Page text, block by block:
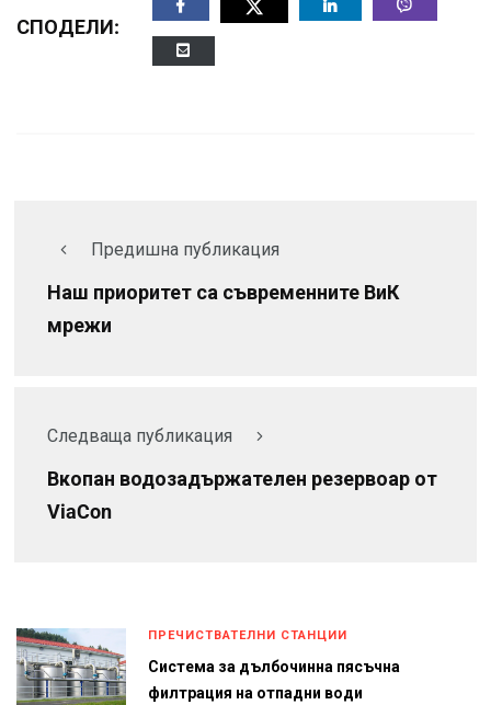
СПОДЕЛИ:
Предишна публикация
Наш приоритет са съвременните ВиК
мрежи
Следваща публикация
Вкопан водозадържателен резервоар от
ViaCon
ПРЕЧИСТВАТЕЛНИ СТАНЦИИ
Система за дълбочинна пясъчна
филтрация на отпадни води